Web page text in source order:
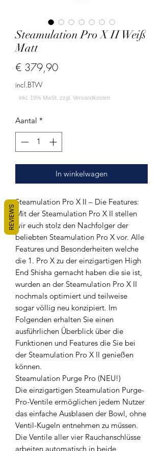
Steamulation Pro X II Weiß
Matt
€ 379,90Prijs
incl.BTW
Aantal *
In winkelwagen
Steamulation Pro X II – Die Features:
Mit der Steamulation Pro X II stellen
wir euch stolz den Nachfolger der
beliebten Steamulation Pro X vor. Alle
Features und Besonderheiten welche
die 1. Pro X zu der einzigartigen High
End Shisha gemacht haben die sie ist,
wurden an der Steamulation Pro X II
nochmals optimiert und teilweise
sogar völlig neu konzipiert. Im
Folgenden erhalten Sie einen
ausführlichen Überblick über die
Funktionen und Features die Sie bei
der Steamulation Pro X II genießen
können.
Steamulation Purge Pro (NEU!)
Die einzigartigen Steamulation Purge-
Pro-Ventile ermöglichen jedem Nutzer
das einfache Ausblasen der Bowl, ohne
Ventil-Kugeln entnehmen zu müssen.
Die Ventile aller vier Rauchanschlüsse
arbeiten automatisch in beide
REVIEWS